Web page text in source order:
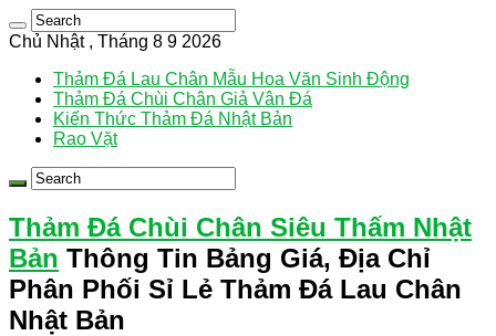
Chủ Nhật , Tháng 8 9 2026
Thảm Đá Lau Chân Mẫu Hoa Văn Sinh Động
Thảm Đá Chùi Chân Giả Vân Đá
Kiến Thức Thảm Đá Nhật Bản
Rao Vặt
Thảm Đá Chùi Chân Siêu Thấm Nhật
Bản Thông Tin Bảng Giá, Địa Chỉ
Phân Phối Sỉ Lẻ Thảm Đá Lau Chân
Nhật Bản